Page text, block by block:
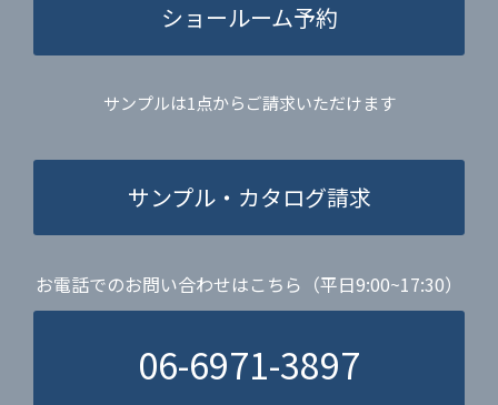
ショールーム予約
サンプルは1点からご請求いただけます
サンプル・カタログ請求
お電話でのお問い合わせはこちら（平日9:00~17:30）
06-6971-3897